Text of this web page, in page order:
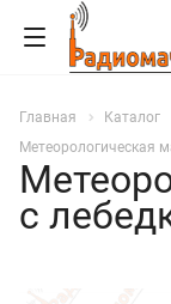
Главная Каталог
Метеорологическая
с